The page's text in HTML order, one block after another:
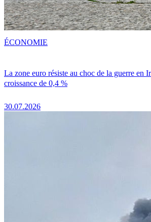
La zone euro résiste au choc de la guerre en
croissance de 0,4 %
30.07.2026
ÉCONOMIE